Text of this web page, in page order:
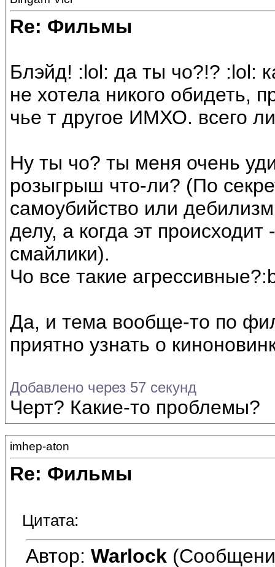
Re: Фильмы
Блэйд! :lol: да ты чо?!? :lol:
не хотела никого обидеть,
чье т другое ИМХО. всего
Ну ты чо? ты меня очень
розыгрыш что-ли? (По
самоубийство или
делу, а когда эт
смайлики).
Чо все такие
Да, и тема вообще-то по
приятно узнать о
Добавлено через 57 секунд
Черт? Какие-то проблемы?
imhep-aton
Re: Фильмы
Цитата:
Автор: Warlock